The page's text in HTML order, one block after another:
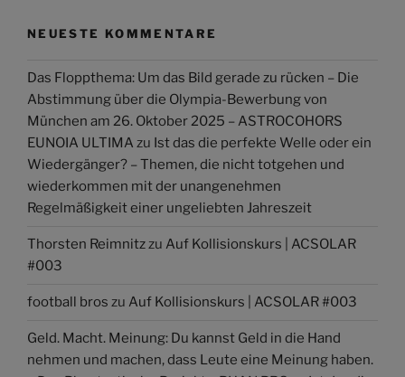
NEUESTE KOMMENTARE
Das Floppthema: Um das Bild gerade zu rücken – Die
Abstimmung über die Olympia-Bewerbung von
München am 26. Oktober 2025 – ASTROCOHORS
EUNOIA ULTIMA zu Ist das die perfekte Welle oder ein
Wiedergänger? – Themen, die nicht totgehen und
wiederkommen mit der unangenehmen
Regelmäßigkeit einer ungeliebten Jahreszeit
Thorsten Reimnitzzu Auf Kollisionskurs | ACSOLAR
#003
football bros zu Auf Kollisionskurs | ACSOLAR #003
Geld. Macht. Meinung: Du kannst Geld in die Hand
nehmen und machen, dass Leute eine Meinung haben.